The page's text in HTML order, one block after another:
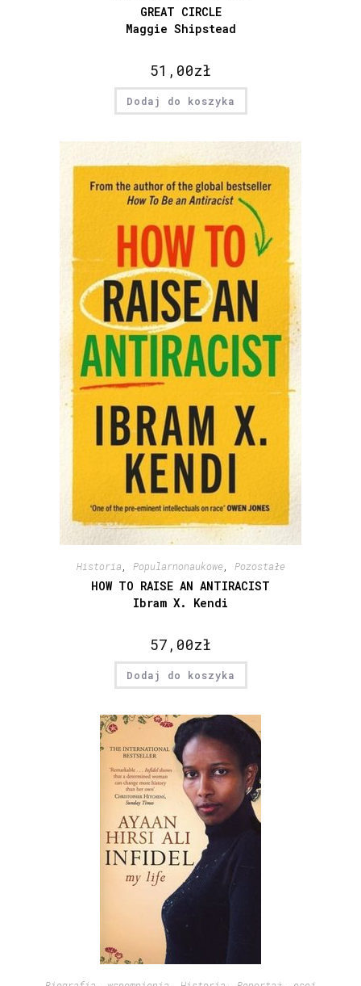
GREAT CIRCLE
Maggie Shipstead
51,00zł
Dodaj do koszyka
Historia Popularnonaukowe Pozostałe
HOW TO RAISE AN ANTIRACIST
Ibram X. Kendi
57,00zł
Dodaj do koszyka